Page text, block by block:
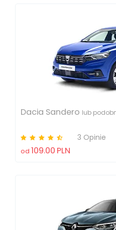
Dacia Sandero lub
3 Opinie
od 109.00 PLN